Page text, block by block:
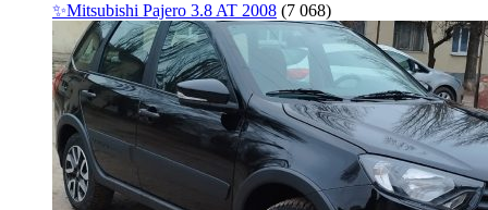
✨Mitsubishi Pajero 3.8 AT 2008 (7 068)